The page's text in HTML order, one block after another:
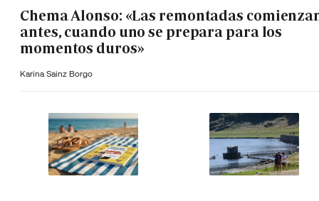
Chema Alonso: «Las remontadas
antes, cuando uno se prepara para los
momentos duros»
Karina Sainz Borgo